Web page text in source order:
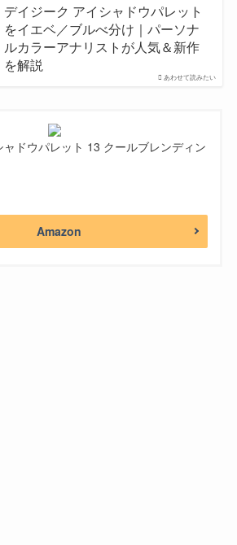
あわせて読みたい
デイジーク アイシャドウパレット
をイエベ／ブルべ分け｜パーソナ
ルカラーアナリストが人気＆新作
を解説
ドウパレット 13 クールブレンディン
Amazon